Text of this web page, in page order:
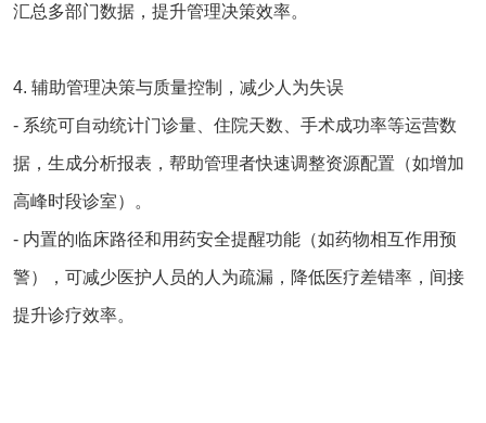
汇总多部门数据，提升管理决策效率。
4. 辅助管理决策与质量控制，减少人为失误
- 系统可自动统计门诊量、住院天数、手术成功率等运营数
据，生成分析报表，帮助管理者快速调整资源配置（如增加
高峰时段诊室）。
- 内置的临床路径和用药安全提醒功能（如药物相互作用预
警），可减少医护人员的人为疏漏，降低医疗差错率，间接
提升诊疗效率。